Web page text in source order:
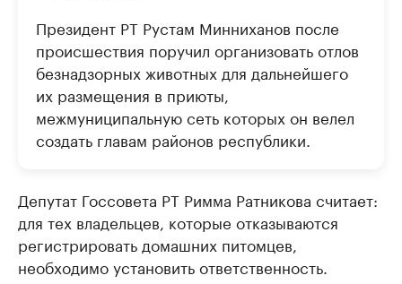
Президент РТ Рустам Минниханов после
происшествия поручил организовать отлов
безнадзорных животных для дальнейшего
их размещения в приюты,
межмуниципальную сеть которых он велел
создать главам районов республики.
Депутат Госсовета РТ Римма Ратникова считает:
для тех владельцев, которые отказываются
регистрировать домашних питомцев,
необходимо установить ответственность.